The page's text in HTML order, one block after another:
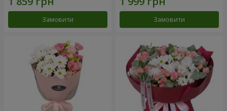
Замовити Замовити